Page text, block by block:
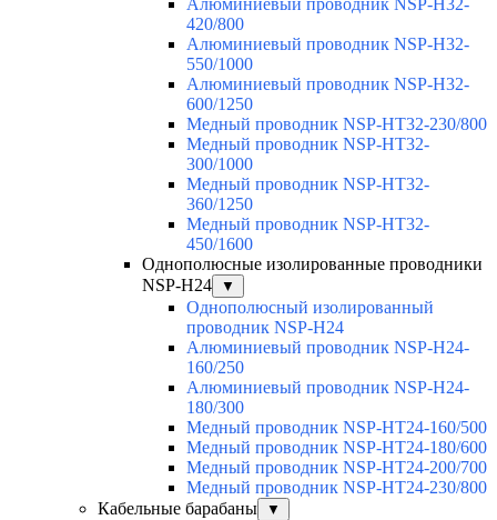
Алюминиевый проводник NSP-H32-
420/800
Алюминиевый проводник NSP-H32-
550/1000
Алюминиевый проводник NSP-H32-
600/1250
Медный проводник NSP-HT32-230/800
Медный проводник NSP-HT32-
300/1000
Медный проводник NSP-HT32-
360/1250
Медный проводник NSP-HT32-
450/1600
Однополюсные изолированные проводники
NSP-H24
▼
Однополюсный изолированный
проводник NSP-H24
Алюминиевый проводник NSP-H24-
160/250
Алюминиевый проводник NSP-H24-
180/300
Медный проводник NSP-HT24-160/500
Медный проводник NSP-HT24-180/600
Медный проводник NSP-HT24-200/700
Медный проводник NSP-HT24-230/800
Кабельные барабаны
▼